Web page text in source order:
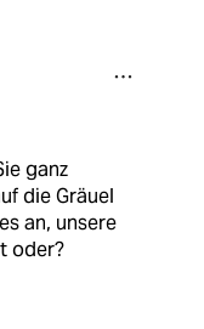
ganz
die Gräuel
an, unsere
oder?